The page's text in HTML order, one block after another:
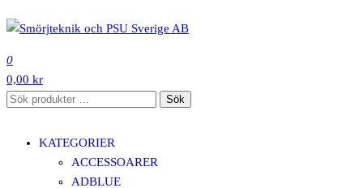
till
innehåll
0
0,00 kr
Sök
Sök
KATEGORIER
ACCESSOARER
ADBLUE